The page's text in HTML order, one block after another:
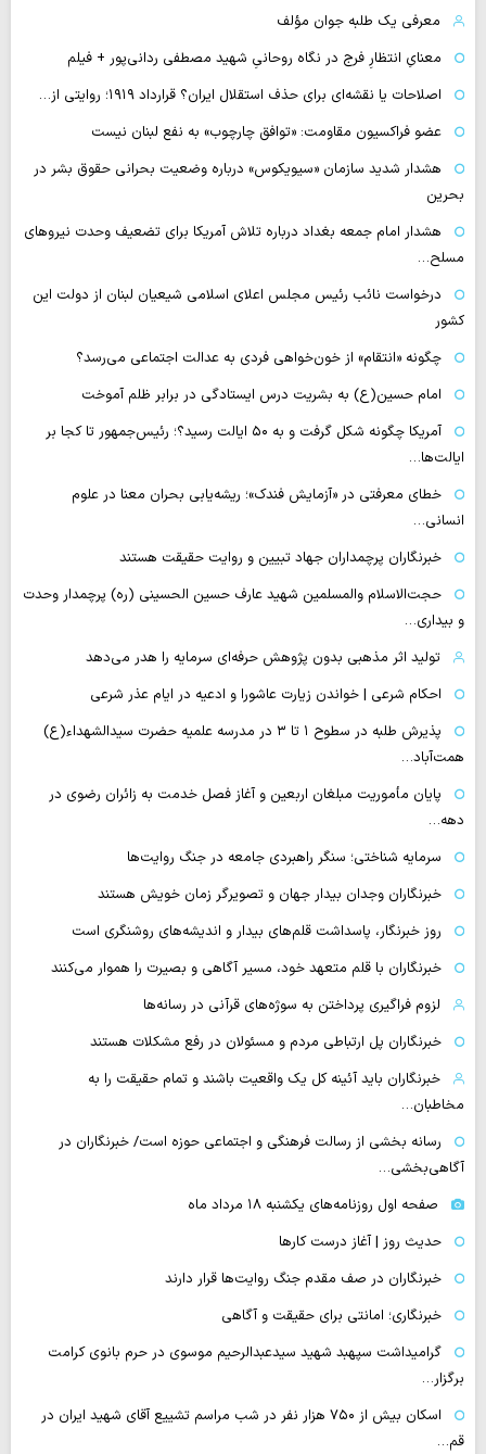
معرفی یک طلبه جوان مؤلف
معنایِ انتظارِ فرج در نگاه روحانیِ شهید مصطفی ردانی‌پور + فیلم
اصلاحات یا نقشه‌ای برای حذف استقلال ایران؟ قرارداد ۱۹۱۹؛ روایتی از…
عضو فراکسیون مقاومت: «توافق چارچوب» به نفع لبنان نیست
هشدار شدید سازمان «سیویکوس» درباره وضعیت بحرانی حقوق بشر در
بحرین
هشدار امام جمعه بغداد درباره تلاش آمریکا برای تضعیف وحدت نیروهای
مسلح…
درخواست نائب رئیس مجلس اعلای اسلامی شیعیان لبنان از دولت این
کشور
چگونه «انتقام» از خون‌خواهی فردی به عدالت اجتماعی می‌رسد؟
امام حسین(ع) به بشریت درس ایستادگی در برابر ظلم آموخت
آمریکا چگونه شکل گرفت و به ۵۰ ایالت رسید؟؛ رئیس‌جمهور تا کجا بر
ایالت‌ها…
خطای معرفتی در «آزمایش فندک»؛ ریشه‌یابی بحران معنا در علوم
انسانی…
خبرنگاران پرچمداران جهاد تبیین و روایت حقیقت هستند
حجت‌الاسلام والمسلمین شهید عارف حسین الحسینی (ره) پرچمدار وحدت
و بیداری…
تولید اثر مذهبی بدون پژوهش حرفه‌ای سرمایه را هدر می‌دهد
احکام شرعی | خواندن زیارت عاشورا و ادعیه در ایام عذر شرعی
پذیرش طلبه در سطوح ۱ تا ۳ در مدرسه علمیه حضرت سیدالشهداء(ع)
همت‌آباد…
پایان مأموریت مبلغان اربعین و آغاز فصل خدمت به زائران رضوی در
دهه…
سرمایه شناختی؛ سنگر راهبردی جامعه در جنگ روایت‌ها
خبرنگاران وجدان بیدار جهان و تصویرگر زمان خویش هستند
روز خبرنگار، پاسداشت قلم‌های بیدار و اندیشه‌های روشنگری است
خبرنگاران با قلم متعهد خود، مسیر آگاهی و بصیرت را هموار می‌کنند
لزوم فراگیری پرداختن به سوژه‌های قرآنی در رسانه‌ها
خبرنگاران پل ارتباطی مردم و مسئولان در رفع مشکلات هستند
خبرنگاران باید آئینه کل یک واقعیت باشند و تمام حقیقت را به
مخاطبان…
رسانه بخشی از رسالت فرهنگی و اجتماعی حوزه است/ خبرنگاران در
آگاهی‌بخشی…
صفحه اول روزنامه‌های یکشنبه ۱۸ مرداد ماه
حدیث روز | آغاز درست کارها
خبرنگاران در صف مقدم جنگ روایت‌ها قرار دارند
خبرنگاری؛ امانتی برای حقیقت و آگاهی
گرامیداشت سپهبد شهید سیدعبدالرحیم موسوی در حرم بانوی کرامت
برگزار…
اسکان بیش از ۷۵۰ هزار نفر در شب مراسم تشییع آقای شهید ایران در
قم…